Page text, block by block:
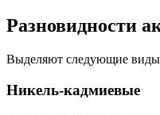
Разновидности
Выделяют следующие виды
Никель-кадмиевые